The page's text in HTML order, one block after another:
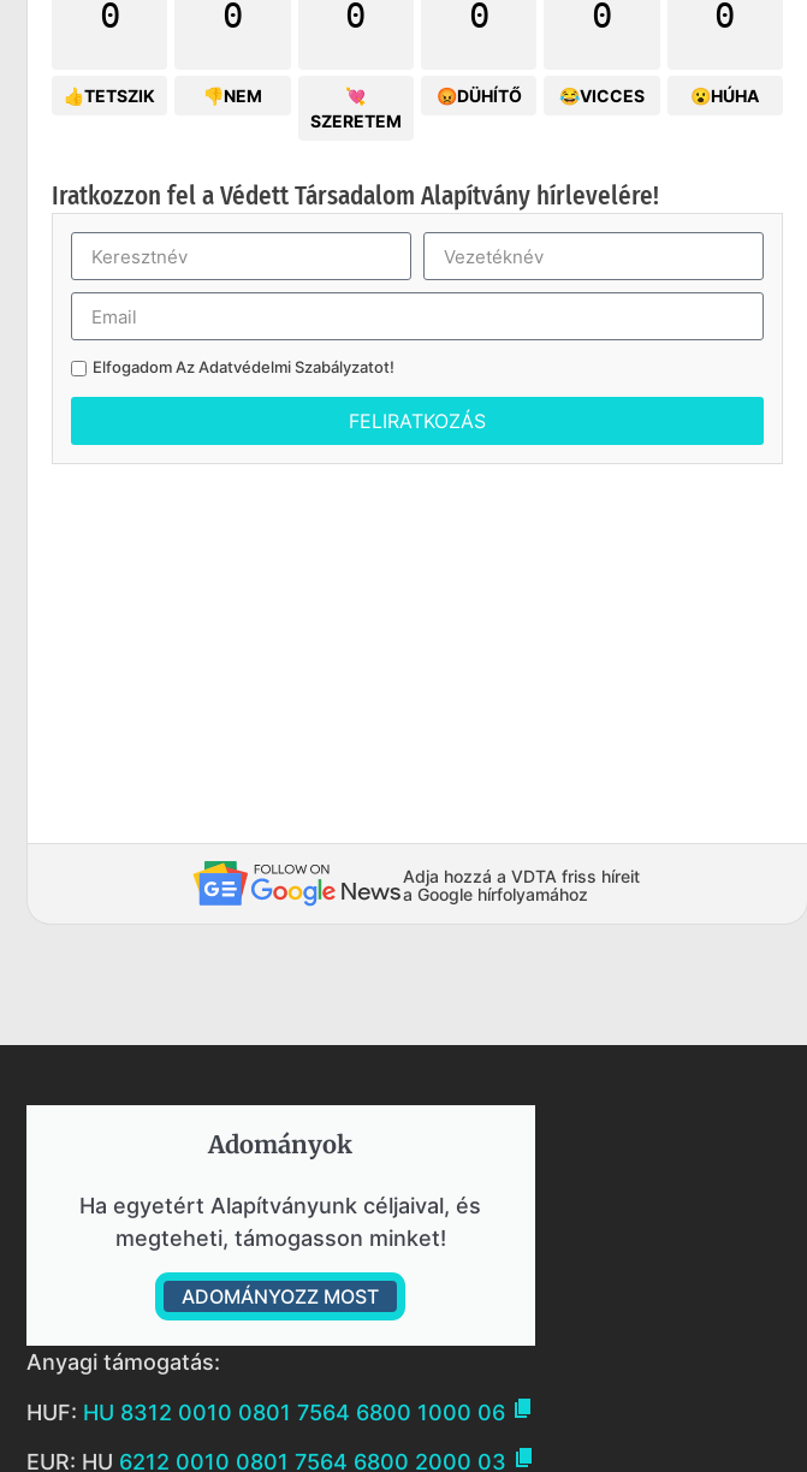
0
👍TETSZIK
0
👎NEM
0
💘
SZERETEM
0
😡DÜHÍTŐ
0
😂VICCES
0
😮HÚHA
Iratkozzon fel a Védett Társadalom Alapítvány hírlevelére!
Elfogadom AzAdatvédelmi Szabályzatot!
FELIRATKOZÁS
Adja hozzá a VDTA friss híreit
a Google hírfolyamához
Adományok​
Ha egyetért Alapítványunk céljaival, és
megteheti, támogasson minket!
ADOMÁNYOZZ MOST
Anyagi támogatás:
HUF: HU 8312 0010 0801 7564 6800 1000 06 
EUR: HU 6212 0010 0801 7564 6800 2000 03 